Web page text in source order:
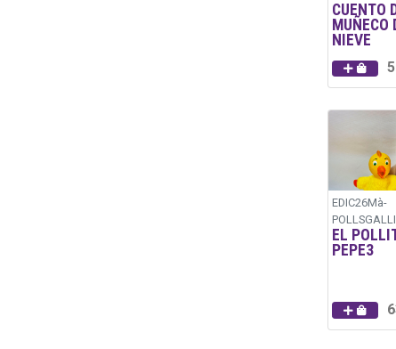
CUENTO
MUÑECO
NIEVE
EDIC26Mà-
EL
PEPE3